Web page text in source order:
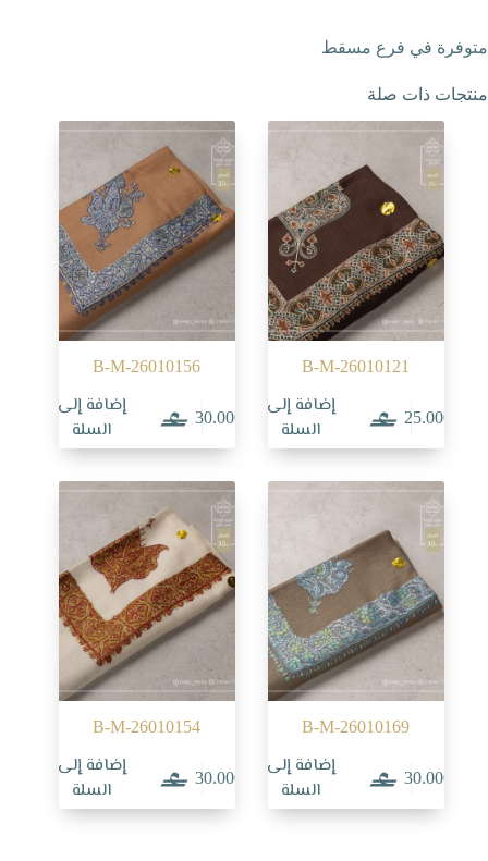
متوفرة في فرع مسقط
منتجات ذات صلة
B-M-26010121
25.000
إضافة إلى
السلة
B-M-26010156
30.000
إضافة إلى
السلة
B-M-26010169
30.000
إضافة إلى
السلة
B-M-26010154
30.000
إضافة إلى
السلة